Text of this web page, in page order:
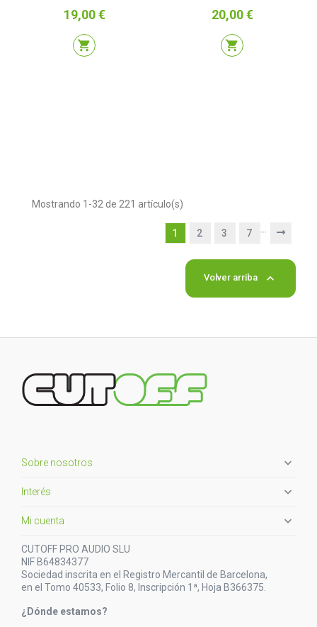
Precio
19,00 €
shopping_cart
Precio
20,00 €
shopping_cart
Mostrando 1-32 de 221 artículo(s)
1 2 3 7
Volver arriba 
Sobre nosotros 
Interés 
Mi cuenta 
CUTOFF PRO AUDIO SLU
NIF B64834377
Sociedad inscrita en el Registro Mercantil de Barcelona,
en el Tomo 40533, Folio 8, Inscripción 1ª, Hoja B366375.
¿Dónde estamos?